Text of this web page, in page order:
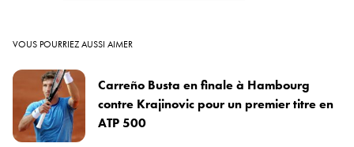
VOUS POURRIEZ AUSSI AIMER
Carreño Busta en finale à Hambourg
contre Krajinovic pour un premier titre en
ATP 500